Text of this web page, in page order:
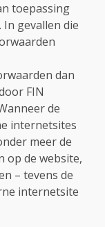
toepassing
gevallen die
dan
FIN
de
internetsites
meer de
op de website,
– tevens de
internetsite